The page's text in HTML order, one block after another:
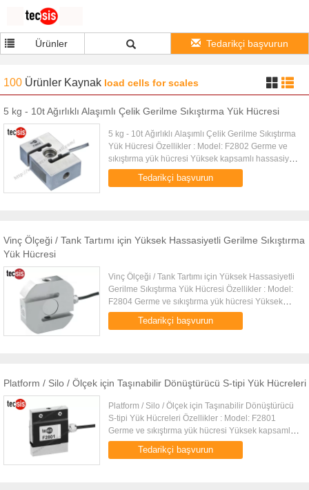
Ürünler Tedarikçi başvurun
100 Ürünler Kaynak load cells for scales
5 kg - 10t Ağırlıklı Alaşımlı Çelik Gerilme Sıkıştırma Yük Hücresi
5 kg - 10t Ağırlıklı Alaşımlı Çelik Gerilme Sıkıştırma
Yük Hücresi Özellikler : Model: F2802 Germe ve
sıkıştırma yük hücresi Yüksek kapsamlı hassasiyet,
yüksek stabilite Basit yapı, kurulumu kolaydır
Alaşımlı ...
Tedarikçi başvurun
Vinç Ölçeği / Tank Tartımı için Yüksek Hassasiyetli Gerilme Sıkıştırma
Yük Hücresi
Vinç Ölçeği / Tank Tartımı için Yüksek Hassasiyetli
Gerilme Sıkıştırma Yük Hücresi Özellikler : Model:
F2804 Germe ve sıkıştırma yük hücresi Yüksek
kapsamlı hassasiyet, yüksek stabilite Kompakt
yapı, kurulumu ...
Tedarikçi başvurun
Platform / Silo / Ölçek için Taşınabilir Dönüştürücü S-tipi Yük Hücreleri
Platform / Silo / Ölçek için Taşınabilir Dönüştürücü
S-tipi Yük Hücreleri Özellikler : Model: F2801
Germe ve sıkıştırma yük hücresi Yüksek kapsamlı
hassasiyet, yüksek stabilite Basit yapı, kurulumu
kolaydır Al...
Tedarikçi başvurun